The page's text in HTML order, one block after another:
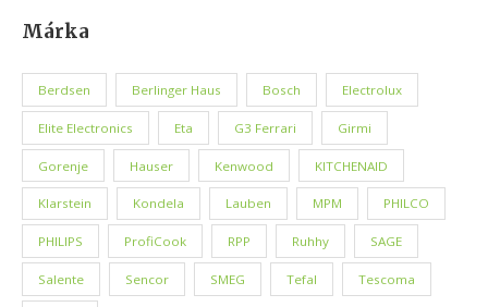
Márka
Berdsen Berlinger Haus Bosch Electrolux
Elite Electronics Eta G3 Ferrari Girmi
Gorenje Hauser Kenwood KITCHENAID
Klarstein Kondela Lauben MPM PHILCO
PHILIPS ProfiCook RPP Ruhhy SAGE
Salente Sencor SMEG Tefal Tescoma